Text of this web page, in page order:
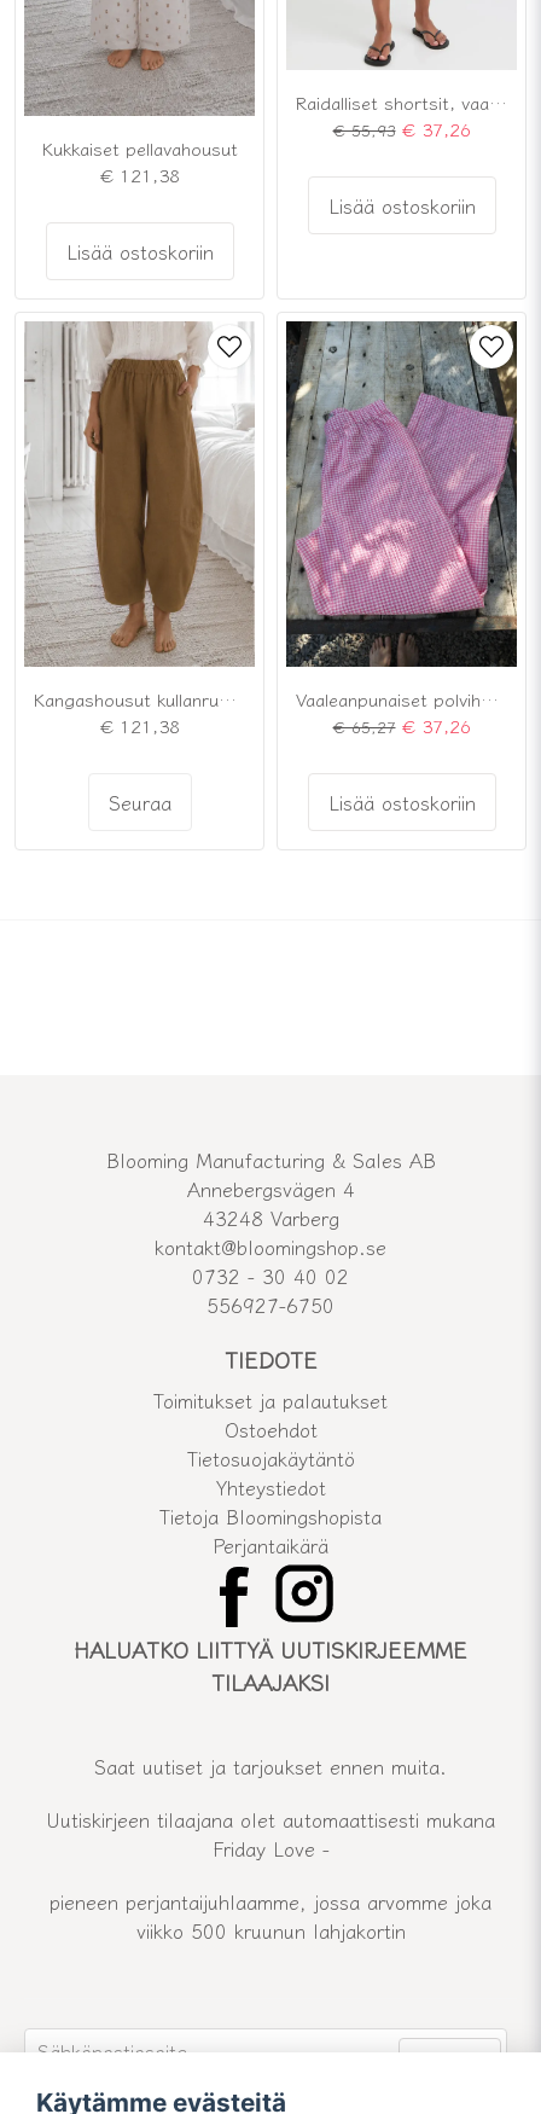
Kukkaiset pellavahousut
€ 121,38
Lisää ostoskoriin
Raidalliset shortsit, vaaleanpunainen/valkoinen
€ 55,93 € 37,26
Lisää ostoskoriin
Kangashousut kullanruskeat
€ 121,38
Seuraa
Vaaleanpunaiset polvihousut
€ 65,27 € 37,26
Lisää ostoskoriin
Blooming Manufacturing & Sales AB
Annebergsvägen 4
43248 Varberg
kontakt@bloomingshop.se
0732 - 30 40 02
556927-6750
TIEDOTE
Toimitukset ja palautukset
Ostoehdot
Tietosuojakäytäntö
Yhteystiedot
Tietoja Bloomingshopista
Perjantaikärä
HALUATKO LIITTYÄ UUTISKIRJEEMME
TILAAJAKSI
Saat uutiset ja tarjoukset ennen muita.
Uutiskirjeen tilaajana olet automaattisesti mukana
Friday Love -
pieneen perjantaijuhlaamme, jossa arvomme joka
viikko 500 kruunun lahjakortin
email
Sähköpostiosoite
Käytämme evästeitä